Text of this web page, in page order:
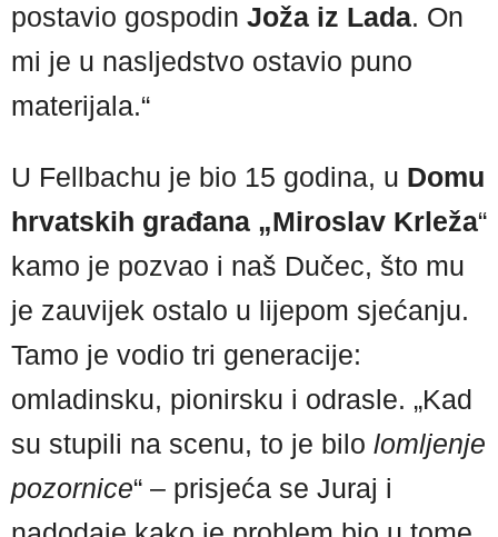
postavio gospodin Joža iz Lada. On
mi je u nasljedstvo ostavio puno
materijala.“
U Fellbachu je bio 15 godina, u Domu
hrvatskih građana „Miroslav Krleža“
kamo je pozvao i naš Dučec, što mu
je zauvijek ostalo u lijepom sjećanju.
Tamo je vodio tri generacije:
omladinsku, pionirsku i odrasle. „Kad
su stupili na scenu, to je bilo lomljenje
pozornice“ – prisjeća se Juraj i